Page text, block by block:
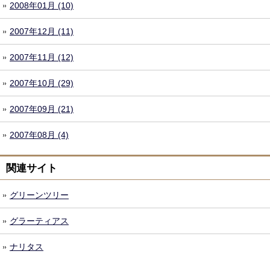
2008年01月 (10)
2007年12月 (11)
2007年11月 (12)
2007年10月 (29)
2007年09月 (21)
2007年08月 (4)
関連サイト
グリーンツリー
グラーティアス
ナリタス